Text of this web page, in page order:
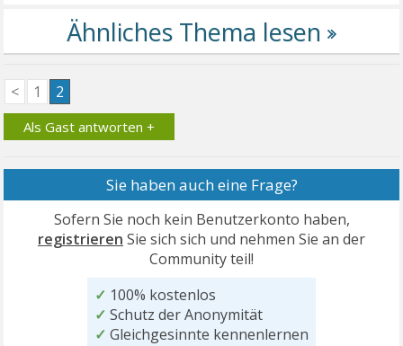
< 1 2
Als Gast antworten +
Sie haben auch eine Frage?
Sofern Sie noch kein Benutzerkonto haben,
registrieren Sie sich sich und nehmen Sie an der
Community teil!
✓ 100% kostenlos
✓ Schutz der Anonymität
✓ Gleichgesinnte kennenlernen